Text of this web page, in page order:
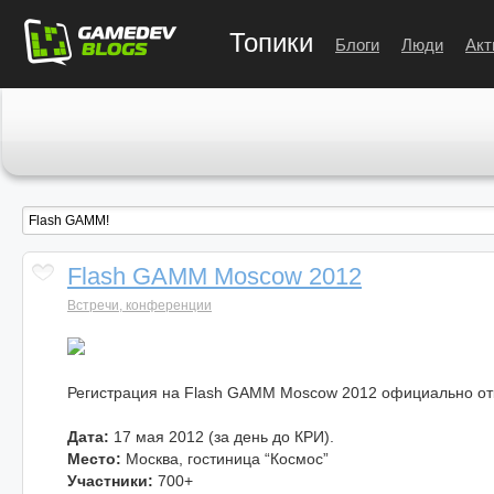
Топики Блоги Люди
Flash GAMM Moscow 2012
Встречи, конференции
Регистрация на Flash GAMM Moscow 2012 официально
Дата: 17 мая 2012 (за день до КРИ).
Место: Москва, гостиница “Космос”
Участники: 700+